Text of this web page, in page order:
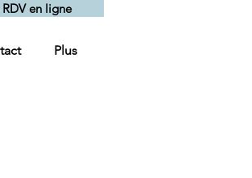
en ligne
Plus